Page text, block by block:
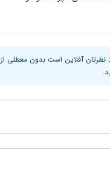
نظرتان آفلاین است بدون معطلی